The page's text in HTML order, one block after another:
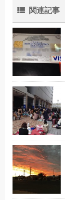
関連記事